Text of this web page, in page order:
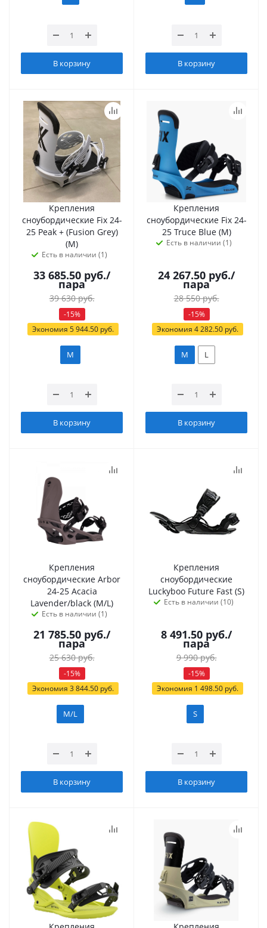
В корзину В корзину
Крепления
сноубордические Fix 24-
25 Peak + (Fusion Grey)
(M)
Есть в наличии (1)
33 685.50 руб./
пара
39 630руб.
-15%
Экономия 5 944.50руб.
M
В корзину
Крепления
сноубордические Fix 24-
25 Truce Blue (M)
Есть в наличии (1)
24 267.50 руб./
пара
28 550руб.
-15%
Экономия 4 282.50руб.
M L
В корзину
Крепления
сноубордические Arbor
24-25 Acacia
Lavender/black (M/L)
Есть в наличии (1)
21 785.50 руб./
пара
25 630руб.
-15%
Экономия 3 844.50руб.
M/L
В корзину
Крепления
сноубордические
Luckyboo Future Fast (S)
Есть в наличии (10)
8 491.50 руб./
пара
9 990руб.
-15%
Экономия 1 498.50руб.
S
В корзину